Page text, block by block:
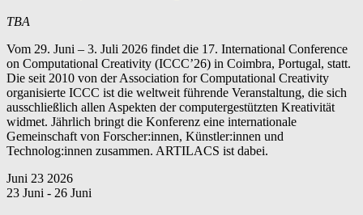
TBA
Vom 29. Juni – 3. Juli 2026 findet die 17. International Conference
on Computational Creativity (ICCC’26) in Coimbra, Portugal, statt.
Die seit 2010 von der Association for Computational Creativity
organisierte ICCC ist die weltweit führende Veranstaltung, die sich
ausschließlich allen Aspekten der computergestützten Kreativität
widmet. Jährlich bringt die Konferenz eine internationale
Gemeinschaft von Forscher:innen, Künstler:innen und
Technolog:innen zusammen. ARTILACS ist dabei.
Juni 23 2026
23 Juni - 26 Juni